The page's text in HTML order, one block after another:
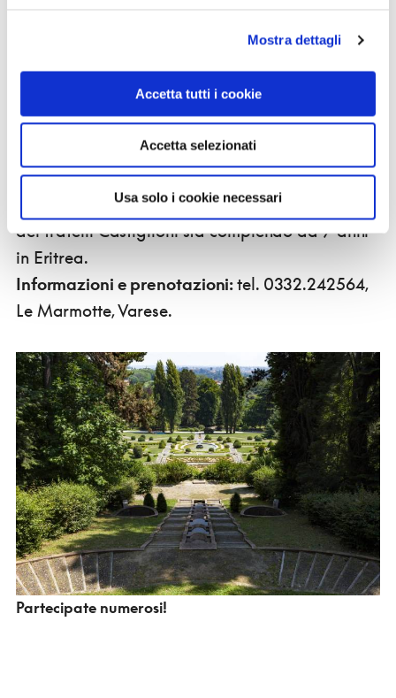
Mostra dettagli
Accetta tutti i cookie
Accetta selezionati
Usa solo i cookie necessari
- il 18 febbraio 2018 alMuseo Castiglioni di
. Situato nel parco diVilla Toeplitz
dall'idea dei fratelli Castiglioni e propone un
affascinante viaggio tra archeologia ed
etnologia. La visita comprende sia la collezione
permanente sia la mostra sugli scavi che il team
dei fratelli Castiglioni sta compiendo da 7 anni
in Eritrea.
Informazioni e prenotazioni:tel. 0332.242564,
Le Marmotte, Varese.
Partecipate numerosi!